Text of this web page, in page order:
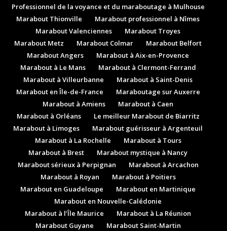
Professionnel de la voyance et du maraboutage à Mulhouse
Marabout Thionville
Marabout professionnel à Nîmes
Marabout Valenciennes
Marabout Troyes
Marabout Metz
Marabout Colmar
Marabout Belfort
Marabout Angers
Marabout à Aix-en-Provence
Marabout à Le Mans
Marabout à Clermont-Ferrand
Marabout à Villeurbanne
Marabout à Saint-Denis
Marabout en Île-de-France
Maraboutage sur Auxerre
Marabout à Amiens
Marabout à Caen
Marabout à Orléans
Le meilleur Marabout de Biarritz
Marabout à Limoges
Marabout guérisseur à Argenteuil
Marabout à La Rochelle
Marabout à Tours
Marabout à Brest
Marabout mystique à Nancy
Marabout sérieux à Perpignan
Marabout à Arcachon
Marabout à Royan
Marabout à Poitiers
Marabout en Guadeloupe
Marabout en Martinique
Marabout en Nouvelle-Calédonie
Marabout à l’Île Maurice
Marabout à La Réunion
Marabout Guyane
Marabout Saint-Martin